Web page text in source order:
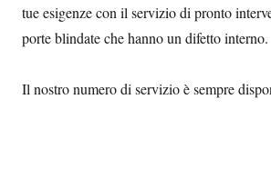
tue esigenze con il servizio di pronto
porte blindate che hanno un difetto interno.
Il nostro numero di servizio è sempre